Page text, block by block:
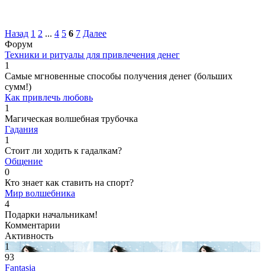
Назад 1 2 ... 4 5 6 7 Далее
Форум
Техники и ритуалы для привлечения денег
1
Самые мгновенные способы получения денег (больших
сумм!)
Как привлечь любовь
1
Магическая волшебная трубочка
Гадания
1
Стоит ли ходить к гадалкам?
Общение
0
Кто знает как ставить на спорт?
Мир волшебника
4
Подарки начальникам!
Комментарии
Активность
1
93
Fantasia